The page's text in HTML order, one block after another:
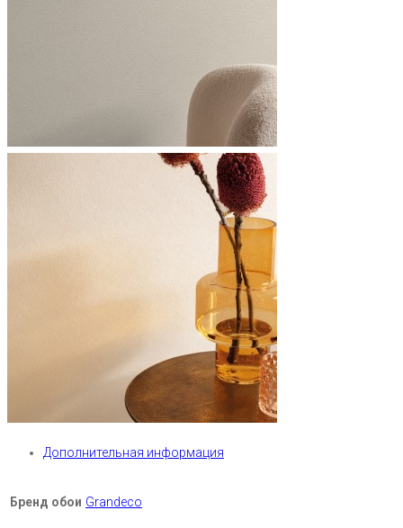
Дополнительная информация
Бренд обои Grandeco